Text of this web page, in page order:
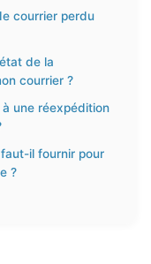
courrier perdu
de la
courrier ?
une réexpédition
il fournir pour
?